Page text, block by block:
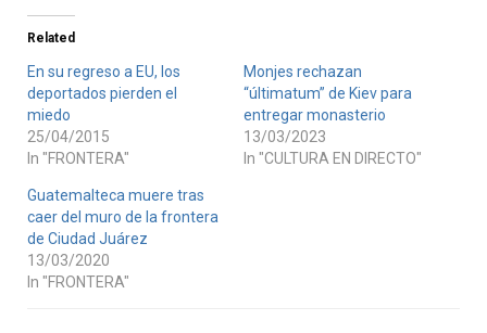
Related
En su regreso a EU, los
deportados pierden el
miedo
25/04/2015
In "FRONTERA"
Monjes rechazan
“últimatum” de Kiev para
entregar monasterio
13/03/2023
In "CULTURA EN DIRECTO"
Guatemalteca muere tras
caer del muro de la frontera
de Ciudad Juárez
13/03/2020
In "FRONTERA"